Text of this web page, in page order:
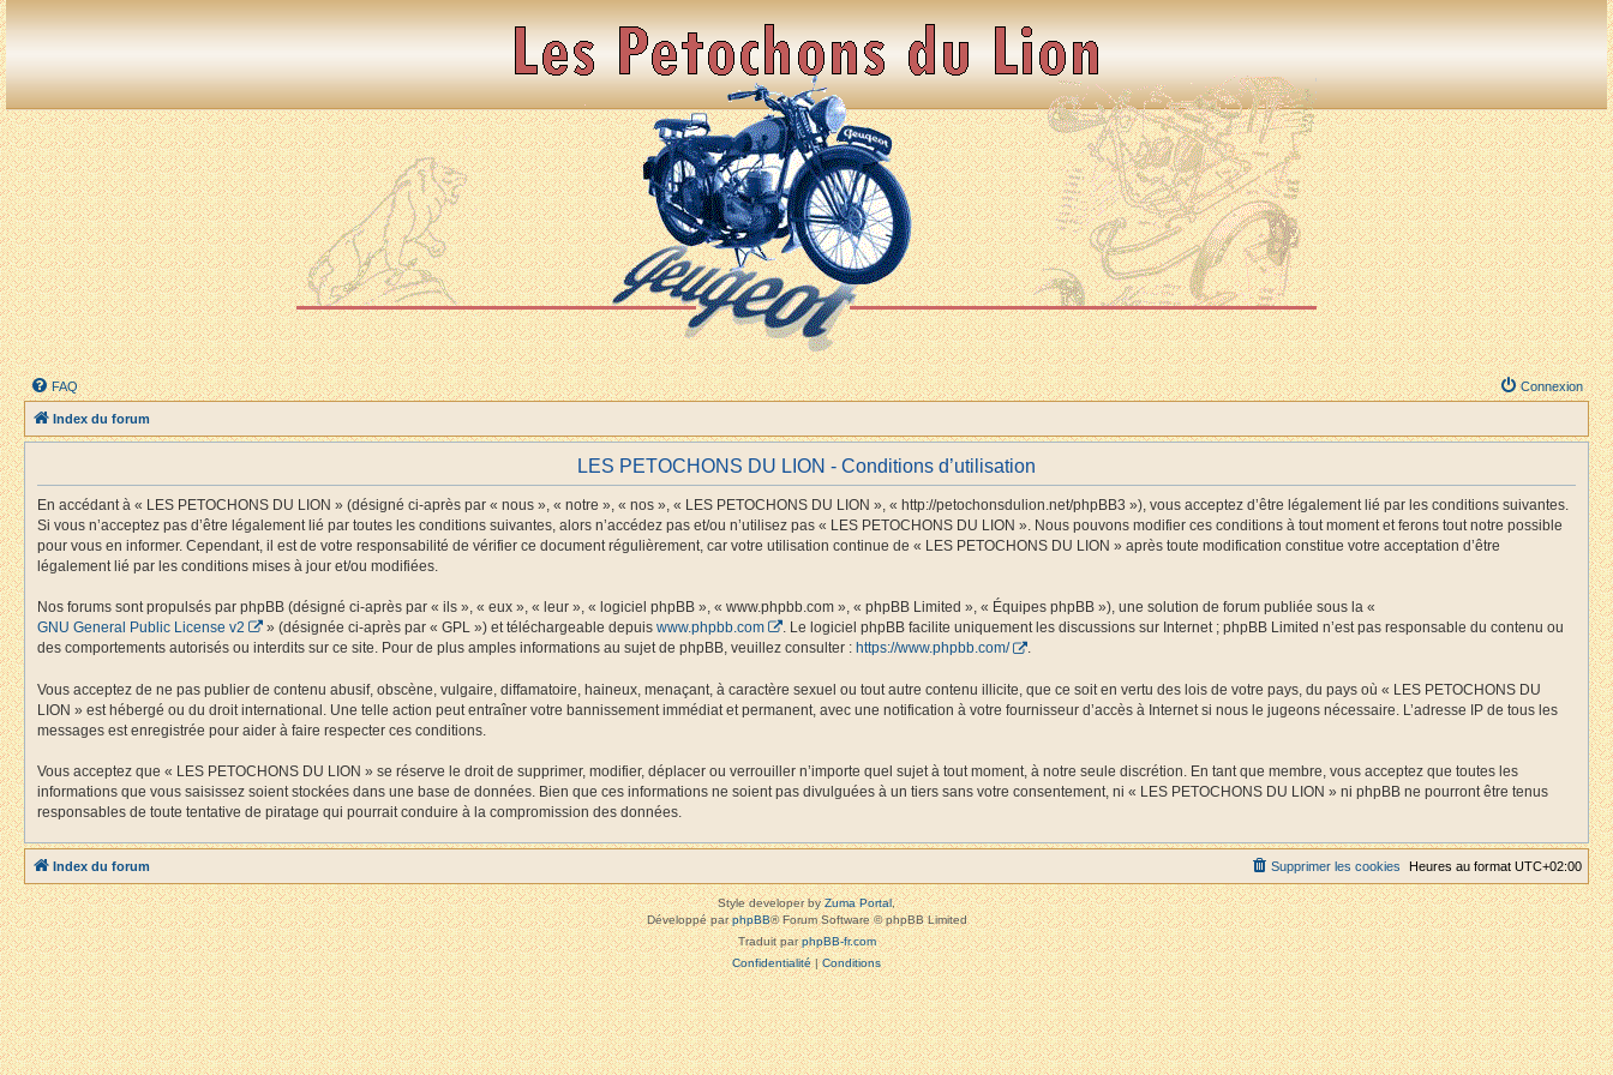
FAQ Connexion
Index du forum
LES PETOCHONS DU LION - Conditions d’utilisation
En accédant à « LES PETOCHONS DU LION » (désigné ci-après par « nous », « notre », « nos », « LES PETOCHONS DU LION », « http://petochonsdulion.net/phpBB3 »), vous acceptez d’être légalement lié par les conditions suivantes.
Si vous n’acceptez pas d’être légalement lié par toutes les conditions suivantes, alors n’accédez pas et/ou n’utilisez pas « LES PETOCHONS DU LION ». Nous pouvons modifier ces conditions à tout moment et ferons tout notre possible
pour vous en informer. Cependant, il est de votre responsabilité de vérifier ce document régulièrement, car votre utilisation continue de « LES PETOCHONS DU LION » après toute modification constitue votre acceptation d’être
légalement lié par les conditions mises à jour et/ou modifiées.
Nos forums sont propulsés par phpBB (désigné ci-après par « ils », « eux », « leur », « logiciel phpBB », « www.phpbb.com », « phpBB Limited », « Équipes phpBB »), une solution de forum publiée sous la «
GNU General Public License v2
» (désignée ci-après par « GPL ») et téléchargeable depuis www.phpbb.com
. Le logiciel phpBB facilite uniquement les discussions sur Internet ; phpBB Limited n’est pas responsable du contenu ou
des comportements autorisés ou interdits sur ce site. Pour de plus amples informations au sujet de phpBB, veuillez consulter : https://www.phpbb.com/ .
Vous acceptez de ne pas publier de contenu abusif, obscène, vulgaire, diffamatoire, haineux, menaçant, à caractère sexuel ou tout autre contenu illicite, que ce soit en vertu des lois de votre pays, du pays où « LES PETOCHONS DU
LION » est hébergé ou du droit international. Une telle action peut entraîner votre bannissement immédiat et permanent, avec une notification à votre fournisseur d’accès à Internet si nous le jugeons nécessaire. L’adresse IP de tous les
messages est enregistrée pour aider à faire respecter ces conditions.
Vous acceptez que « LES PETOCHONS DU LION » se réserve le droit de supprimer, modifier, déplacer ou verrouiller n’importe quel sujet à tout moment, à notre seule discrétion. En tant que membre, vous acceptez que toutes les
informations que vous saisissez soient stockées dans une base de données. Bien que ces informations ne soient pas divulguées à un tiers sans votre consentement, ni « LES PETOCHONS DU LION » ni phpBB ne pourront être tenus
responsables de toute tentative de piratage qui pourrait conduire à la compromission des données.
Index du forum Heures au format UTC+02:00
Supprimer les cookies
Style developer byZuma Portal,
Développé parphpBB® Forum Software © phpBB Limited
Traduit parphpBB-fr.com
Confidentialité|Conditions